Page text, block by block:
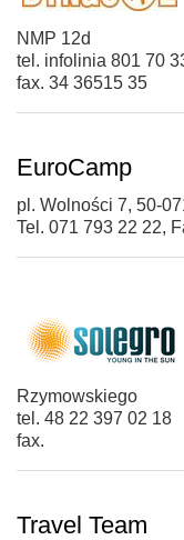
NMP 12d
tel. infolinia 801 70
fax. 34 36515 35
EuroCamp
pl. Wolności 7, 50-
Tel. 071 793 22 22,
Rzymowskiego
tel. 48 22 397 02 18
fax.
Travel Team